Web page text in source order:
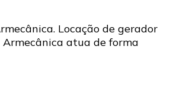
Locação de gerador
atua de forma